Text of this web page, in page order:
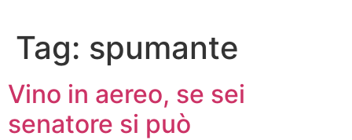
Tag: spumante
Vino in aereo, se sei
senatore si può